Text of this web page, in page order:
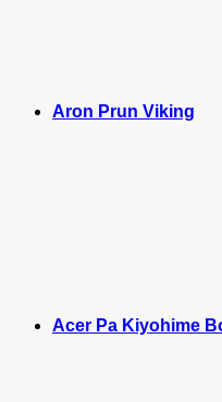
Aron Prun Viking
Acer Pa Kiyohime